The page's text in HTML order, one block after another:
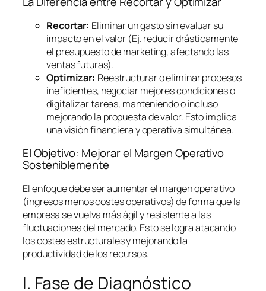
Recortar: Eliminar un gasto sin evaluar su
impacto en el valor (Ej. reducir drásticamente
el presupuesto de marketing, afectando las
ventas futuras).
Optimizar: Reestructurar o eliminar procesos
ineficientes, negociar mejores condiciones o
digitalizar tareas, manteniendo o incluso
mejorando la propuesta de valor. Esto implica
una visión financiera y operativa simultánea.
El Objetivo: Mejorar el Margen Operativo
Sosteniblemente
El enfoque debe ser aumentar el margen operativo
(ingresos menos costes operativos) de forma que la
empresa se vuelva más ágil y resistente a las
fluctuaciones del mercado. Esto se logra atacando
los costes estructurales y mejorando la
productividad de los recursos.
I. Fase de Diagnóstico